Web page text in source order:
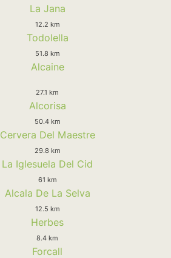
La Jana
12.2 km
Todolella
51.8 km
Alcaine
27.1 km
Alcorisa
50.4 km
Cervera Del Maestre
29.8 km
La Iglesuela Del Cid
61 km
Alcala De La Selva
12.5 km
Herbes
8.4 km
Forcall